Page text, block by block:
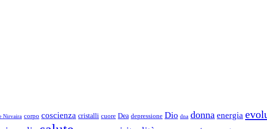
Nirvaira corpo coscienza cristalli cuore Dea depressione Dio dna donna energia